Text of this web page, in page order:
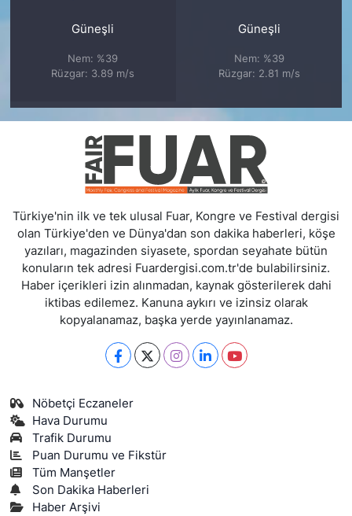
Güneşli
Nem: %39
Rüzgar: 3.89 m/s
Güneşli
Nem: %39
Rüzgar: 2.81 m/s
Türkiye'nin ilk ve tek ulusal Fuar, Kongre ve Festival dergisi
olan Türkiye'den ve Dünya'dan son dakika haberleri, köşe
yazıları, magazinden siyasete, spordan seyahate bütün
konuların tek adresi Fuardergisi.com.tr'de bulabilirsiniz.
Haber içerikleri izin alınmadan, kaynak gösterilerek dahi
iktibas edilemez. Kanuna aykırı ve izinsiz olarak
kopyalanamaz, başka yerde yayınlanamaz.
Nöbetçi Eczaneler
Hava Durumu
Trafik Durumu
Puan Durumu ve Fikstür
Tüm Manşetler
Son Dakika Haberleri
Haber Arşivi